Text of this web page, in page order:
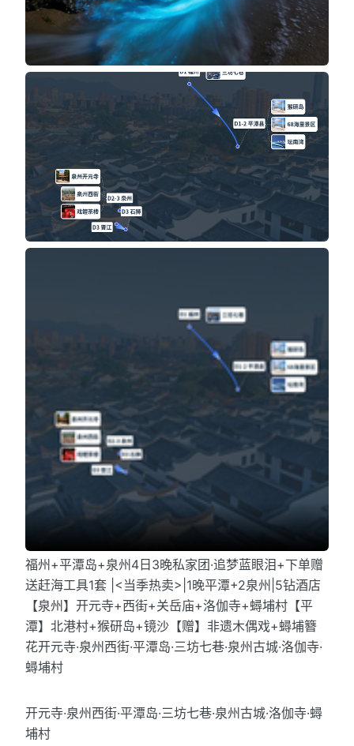
福州+平潭岛+泉州4日3晚私家团·追梦蓝眼泪+下单赠
送赶海工具1套 |<当季热卖>|1晚平潭+2泉州|5钻酒店
【泉州】开元寺+西街+关岳庙+洛伽寺+蟳埔村【平
潭】北港村+猴研岛+镜沙【赠】非遗木偶戏+蟳埔簪
花开元寺·泉州西街·平潭岛·三坊七巷·泉州古城·洛伽寺·
蟳埔村
开元寺·泉州西街·平潭岛·三坊七巷·泉州古城·洛伽寺·蟳
埔村